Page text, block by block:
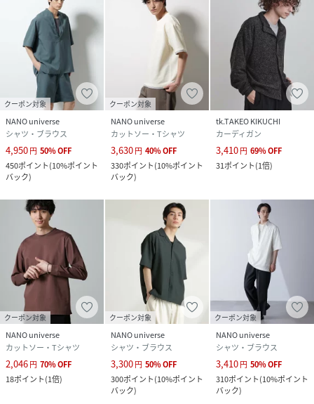
クーポン対象
NANO universe
シャツ・ブラウス
4,950円 50%OFF
450ポイント(10%ポイント
バック)
クーポン対象
NANO universe
カットソー・Tシャツ
3,630円 40%OFF
330ポイント(10%ポイント
バック)
tk.TAKEO KIKUCHI
カーディガン
3,410円 69%OFF
31ポイント(1倍)
クーポン対象
NANO universe
カットソー・Tシャツ
2,046円 70%OFF
18ポイント(1倍)
クーポン対象
NANO universe
シャツ・ブラウス
3,300円 50%OFF
300ポイント(10%ポイント
バック)
クーポン対象
NANO universe
シャツ・ブラウス
3,410円 50%OFF
310ポイント(10%ポイント
バック)